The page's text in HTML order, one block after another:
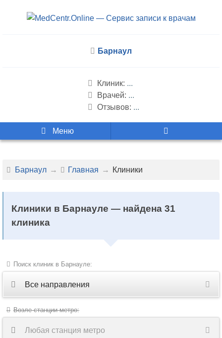
Барнаул
Клиник: ...
Врачей: ...
Отзывов: ...
Меню
Барнаул Главная Клиники
Клиники в Барнауле — найдена 31
клиника
Поиск клиник в Барнауле:
Все направления
Все
Возле станции метро:
Любая станция метро